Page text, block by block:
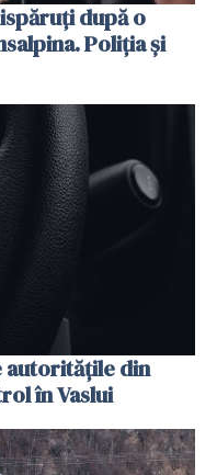
după o
Poliția și
autoritățile din
în Vaslui